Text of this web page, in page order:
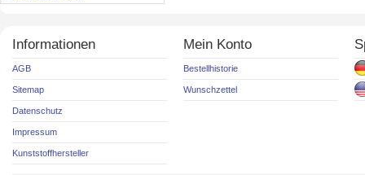
Informationen
AGB
Sitemap
Datenschutz
Impressum
Kunststoffhersteller
Mein Konto
Bestellhistorie
Wunschzettel